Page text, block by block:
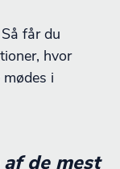
får du
hvor
i
de mest